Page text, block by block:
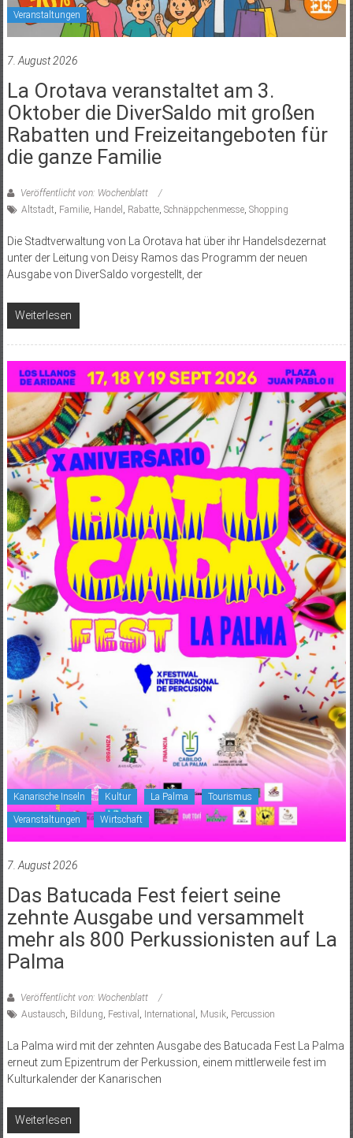
Veranstaltungen
7. August 2026
La Orotava veranstaltet am 3.
Oktober die DiverSaldo mit großen
Rabatten und Freizeitangeboten für
die ganze Familie
Veröffentlicht von: Wochenblatt
Altstadt, Familie, Handel , Rabatte, Schnäppchenmesse, Shopping
Die Stadtverwaltung von La Orotava hat über ihr Handelsdezernat
unter der Leitung von Deisy Ramos das Programm der neuen
Ausgabe von DiverSaldo vorgestellt, der
Weiterlesen
Kanarische Inseln Kultur La Palma Tourismus
Veranstaltungen Wirtschaft
7. August 2026
Das Batucada Fest feiert seine
zehnte Ausgabe und versammelt
mehr als 800 Perkussionisten auf La
Palma
Veröffentlicht von: Wochenblatt
Austausch, Bildung, Festival , International , Musik, Percussion
La Palma wird mit der zehnten Ausgabe des Batucada Fest La Palma
erneut zum Epizentrum der Perkussion, einem mittlerweile fest im
Kulturkalender der Kanarischen
Weiterlesen